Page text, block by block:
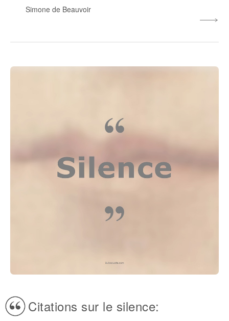
Simone de Beauvoir
Citations sur le silence: